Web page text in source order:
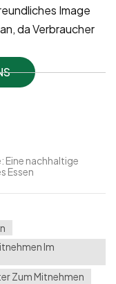
Image
da Verbraucher
Eine nachhaltige
Essen
Im
Zum Mitnehmen